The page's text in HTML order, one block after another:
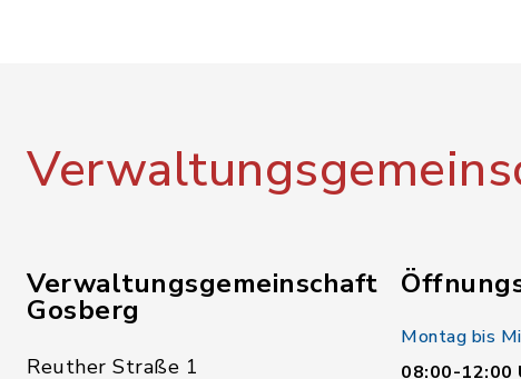
Verwaltungsgemeinschaft
Gosberg
Reuther Straße 1
Montag bis
08:00-12:00